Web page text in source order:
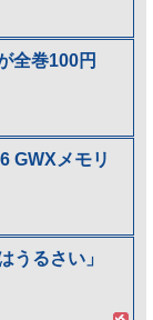
全巻100円
GWXメモリ
うるさい」